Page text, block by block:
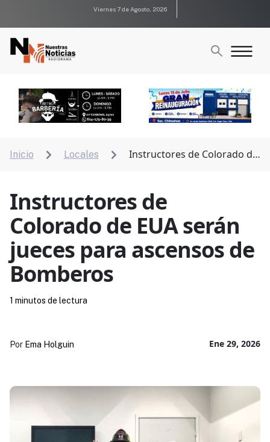
Viernes 7 de Agosto, 2026
Inicio  Locales 
Instructores de Colorado de
Instructores de
Colorado de EUA serán
jueces para ascensos de
Bomberos
Ene 29, 2026
Por Ema Holguin
1 minutos de lectura